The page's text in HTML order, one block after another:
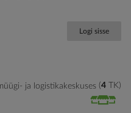
Logi sisse
ja logistikakeskuses 4 TK